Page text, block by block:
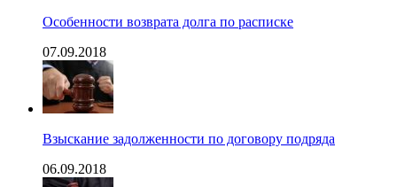
Особенности возврата долга по расписке
07.09.2018
Взыскание задолженности по договору подряда
06.09.2018